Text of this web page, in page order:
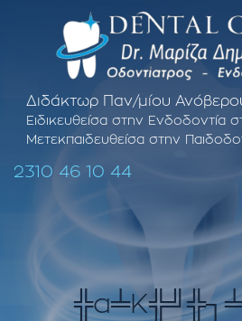
Διδάκτωρ Παν/μίου
Ειδικευθείσα στην Ενδοδοντία
Μετεκπαιδευθείσα στην
2310 46 10 44